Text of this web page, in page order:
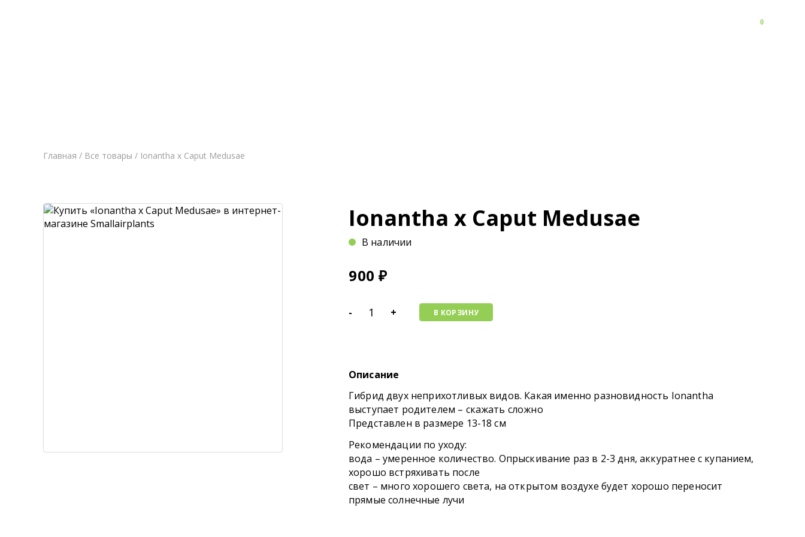
0
Главная / Все товары / Ionantha x Caput Medusae
Ionantha x Caput Medusae
В наличии
900₽
- + В КОРЗИНУ
Описание
Гибрид двух неприхотливых видов. Какая именно разновидность Ionantha
выступает родителем – скажать сложно
Представлен в размере 13-18 см
Рекомендации по уходу:
вода – умеренное количество. Опрыскивание раз в 2-3 дня, аккуратнее с купанием,
хорошо встряхивать после
свет – много хорошего света, на открытом воздухе будет хорошо переносит
прямые солнечные лучи